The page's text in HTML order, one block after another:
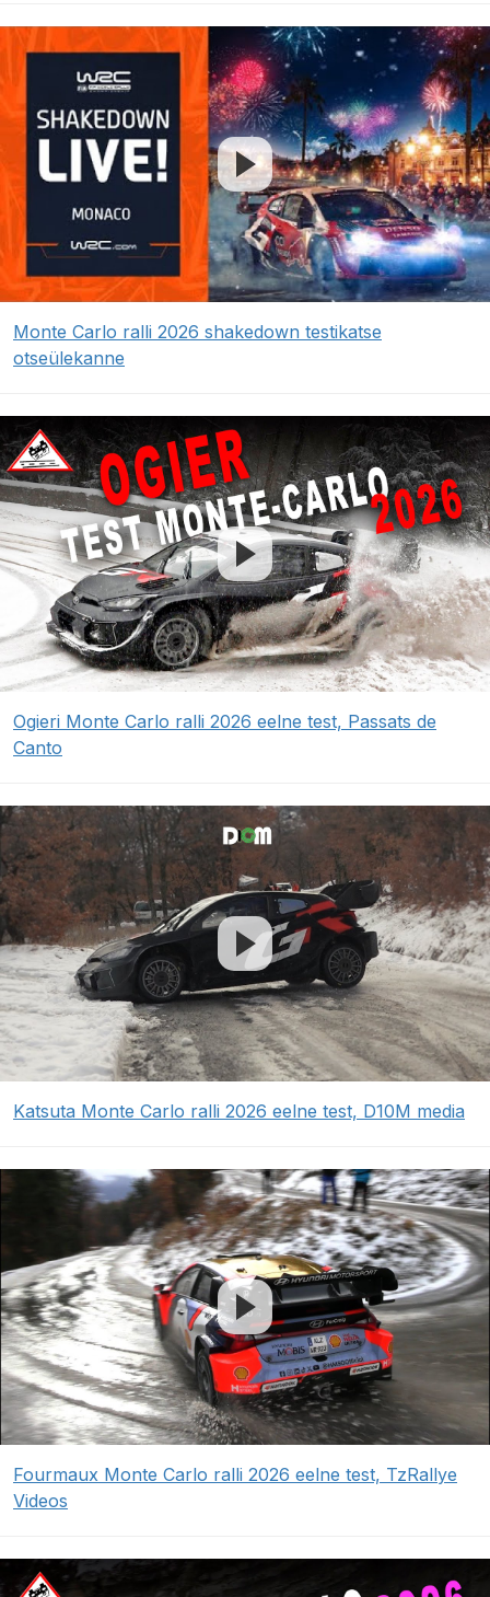
Monte Carlo ralli 2026 shakedown testikatse
otseülekanne
Ogieri Monte Carlo ralli 2026 eelne test, Passats de
Canto
Katsuta Monte Carlo ralli 2026 eelne test, D10M media
Fourmaux Monte Carlo ralli 2026 eelne test, TzRallye
Videos